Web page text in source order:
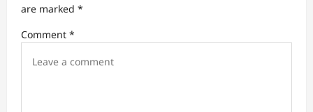
are marked *
Comment *